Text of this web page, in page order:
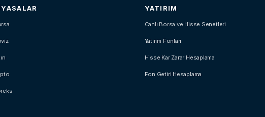
YATIRIM
Canlı Borsa ve Hisse Senetleri
Yatırım Fonları
Hisse Kar Zarar Hesaplama
Fon Getiri Hesaplama